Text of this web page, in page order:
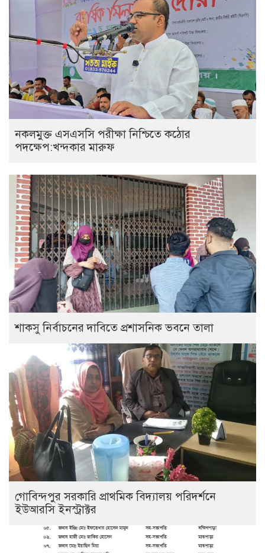
নকলমুক্ত এসএসসি পরীক্ষা নিশ্চিতে কঠোর
পদক্ষেপ:খন্দকার মারুফ
শাকসু নির্বাচনের দাবিতে প্রশাসনিক ভবনে তালা
গোবিন্দপুর সরকারি প্রাথমিক বিদ্যালয় পরিদর্শনে
ইউআরসি ইনস্ট্রাক্টর